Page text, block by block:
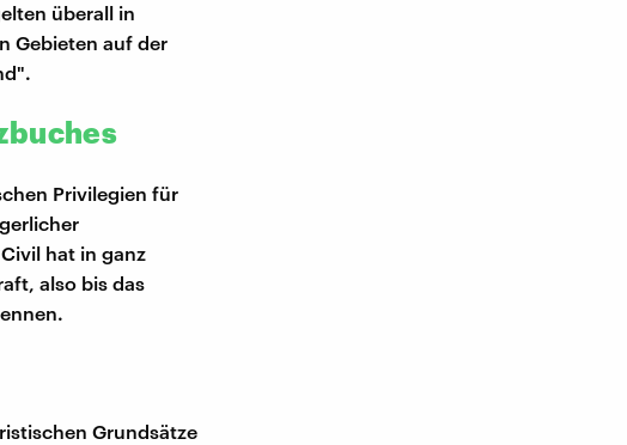
überall in
Gebieten auf der
Privilegien für
hat in ganz
also bis das
Grundsätze